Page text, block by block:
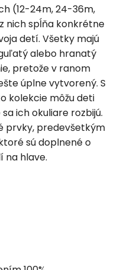
(12-24m, 24-36m,
nich spĺňa konkrétne
detí. Všetky majú
alebo hranatý
pretože v ranom
úplne vytvorený. S
kolekcie môžu deti
ich okuliare rozbijú.
prvky, predevšetkým
sú doplnené o
na hlave.